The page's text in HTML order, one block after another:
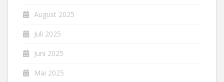
August 2025
Juli 2025
Juni 2025
Mai 2025